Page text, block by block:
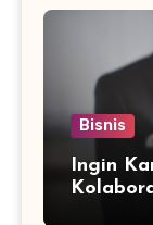
Bisnis
Ingin
Media